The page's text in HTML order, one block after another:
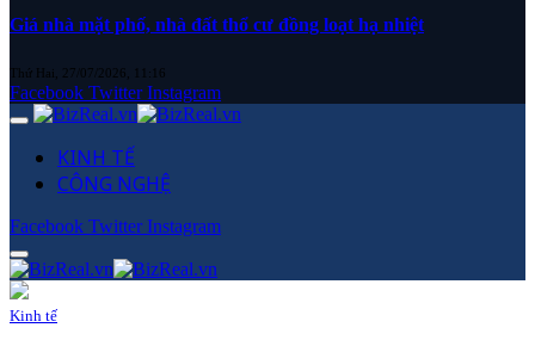
Giá nhà mặt phố, nhà đất thổ cư đồng loạt hạ nhiệt
Thứ Hai, 27/07/2026, 11:16
Facebook Twitter Instagram
KINH TẾ
CÔNG NGHỆ
Facebook Twitter Instagram
Kinh tế